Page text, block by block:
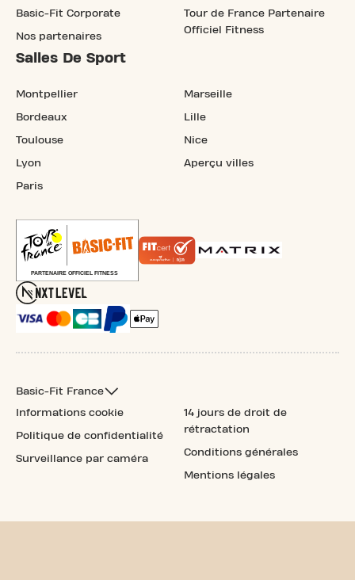
Basic-Fit Corporate
Nos partenaires
Tour de France Partenaire
Officiel Fitness
Salles De Sport
Montpellier
Bordeaux
Toulouse
Lyon
Paris
Marseille
Lille
Nice
Aperçu villes
Basic-Fit France
Informations cookie
Politique de confidentialité
Surveillance par caméra
14 jours de droit de
rétractation
Conditions générales
Mentions légales